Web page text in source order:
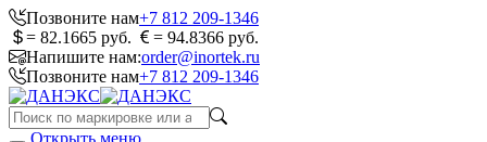
Позвоните нам+7 812 209-1346
= 82.1665 руб.
= 94.8366 руб.
Напишите нам:order@inortek.ru
Позвоните нам+7 812 209-1346
Открыть меню